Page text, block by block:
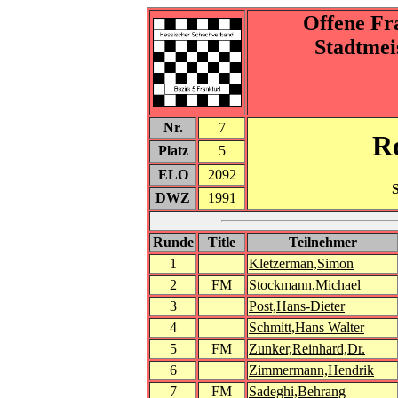
Offene
Nr. 7
Platz
5
ELO
2092
DWZ
1991
Runde Title
Teilnehmer
1
Kletzerman,Simon
2
FM
Stockmann,Michael
3
Post,Hans-Dieter
4
Schmitt,Hans Walter
5
FM
Zunker,Reinhard,Dr.
6
Zimmermann,Hendrik
7
FM Sadeghi,Behrang